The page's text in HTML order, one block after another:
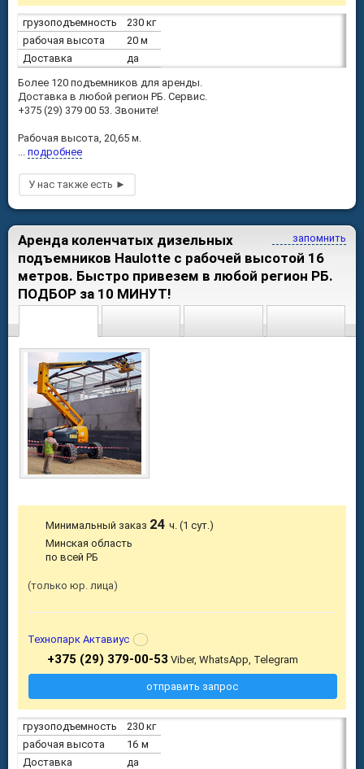
грузоподъемность
230 кг
рабочая высота
20 м
Доставка
да
Более 120 подъемников для аренды.
Доставка в любой регион РБ. Сервис.
+375 (29) 379 00 53. Звоните!
Рабочая высота, 20,65 м.
... подробнее
запомнить
Аренда коленчатых дизельных
подъемников Haulotte с рабочей высотой 16
метров. Быстро привезем в любой регион РБ.
ПОДБОР за 10 МИНУТ!
грузоподъемность
230 кг
рабочая высота
16 м
Доставка
да
Минимальный заказ 24ч. (1 сут.)
Минская область
по всей РБ
только юр. лица
Технопарк Актавиус
+375 (29) 379-00-53 Viber, WhatsApp, Telegram
отправить запрос